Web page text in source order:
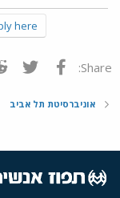
here.
Share: פייסבוק
אוניברסיטת תל אביב